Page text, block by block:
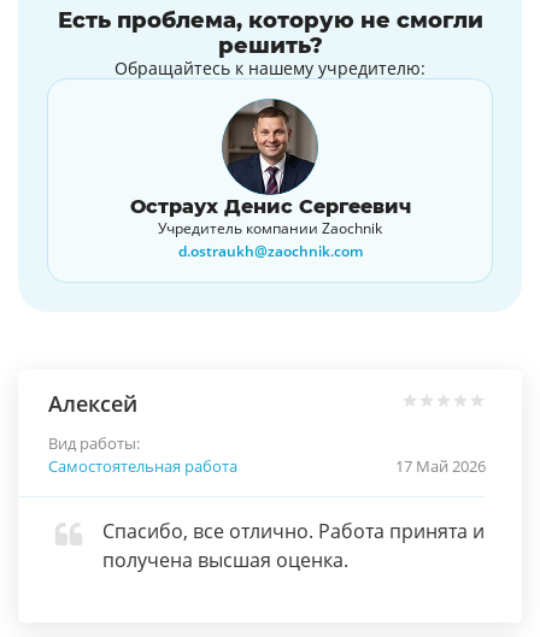
Есть проблема, которую не смогли
решить?
Обращайтесь к нашему учредителю:
Остраух Денис Сергеевич
Учредитель компании Zaochnik
d.ostraukh@zaochnik.com
Алексей
Вид работы:
Самостоятельная работа
17 Май 2026
Спасибо, все отлично. Работа принята и
получена высшая оценка.